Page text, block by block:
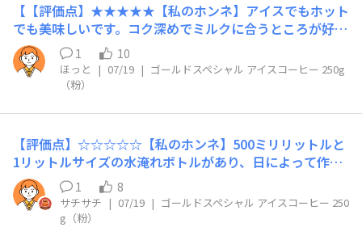
【【評価点】★★★★★​【私のホンネ】アイスでもホット
でも美味しいです。コク深めでミルクに合うところが好き
です！カフェラテ、ミルクコーヒー好きさんにおすすめで
す。​【リピート】あり​【こんな時におすすめ】暑い日、気
分転換したい時、コクや苦みを求める時
1 10
ほっと | 07/19 | ゴールドスペシャル アイスコーヒー 250g
（粉）
【評価点】☆☆☆☆☆【私のホンネ】500ミリリットルと
1リットルサイズの水淹れボトルがあり、日によって作る
分量を変えますちょっと濃いめにしたい時や軽やかにした
い時、コーヒー粉の分量を調節することが可能なので、普
段自分でレギュラーコーヒーを買うときもパックよりも粉
1 8
サチサチ | 07/19 | ゴールドスペシャル アイスコーヒー 250
g（粉）